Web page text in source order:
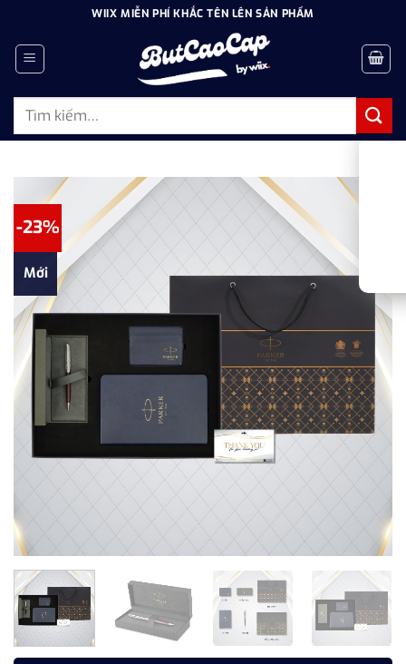
dung
WIIX MIỄN PHÍ KHẮC TÊN LÊN SẢN PHẨM
Tìm
-23%
Mới